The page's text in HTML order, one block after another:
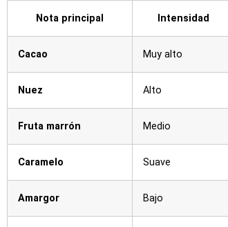
Nota principal Intensidad
Cacao Muy alto
Nuez Alto
Fruta marrón Medio
Caramelo Suave
Amargor Bajo